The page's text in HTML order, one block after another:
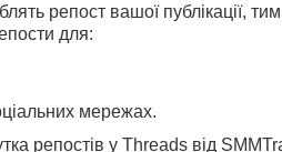
репост вашої публікації, тим
для:
мережах.
репостів у Threads від